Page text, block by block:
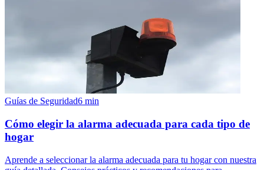
Guías de Seguridad6 min
Cómo elegir la alarma adecuada para cada tipo de
hogar
Aprende a seleccionar la alarma adecuada para tu hogar con nuestra